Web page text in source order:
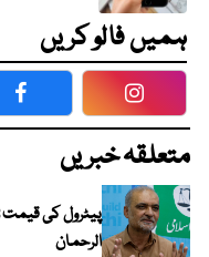
ہمیں فالو کریں
Facebook
متعلقہ خبریں
الرحمان